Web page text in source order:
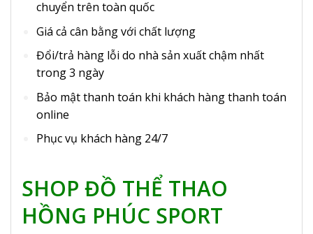
chuyển trên toàn quốc
Giá cả cân bằng với chất lượng
Đổi/trả hàng lỗi do nhà sản xuất chậm nhất
trong 3 ngày
Bảo mật thanh toán khi khách hàng thanh toán
online
Phục vụ khách hàng 24/7
SHOP ĐỒ THỂ THAO
HỒNG PHÚC SPORT